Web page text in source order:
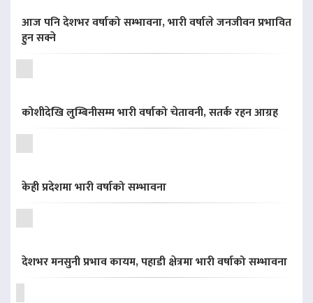
आज पनि देशभर वर्षाको सम्भावना, भारी वर्षाले जनजीवन प्रभावित
हुन सक्ने
कोशीदेखि लुम्बिनीसम्म भारी वर्षाको चेतावनी, सतर्क रहन आग्रह
केही प्रदेशमा भारी वर्षाको सम्भावना
देशभर मनसुनी प्रभाव कायम, पहाडी क्षेत्रमा भारी वर्षाको सम्भावना